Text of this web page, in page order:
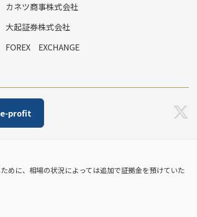
カネツ商事株式会社
大起証券株式会社
FOREX EXCHANGE
e-profit
めに、相場の状況によっては追加で証拠金を預けていた